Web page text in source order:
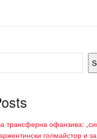
трансферна офанзива:
голмайстор и